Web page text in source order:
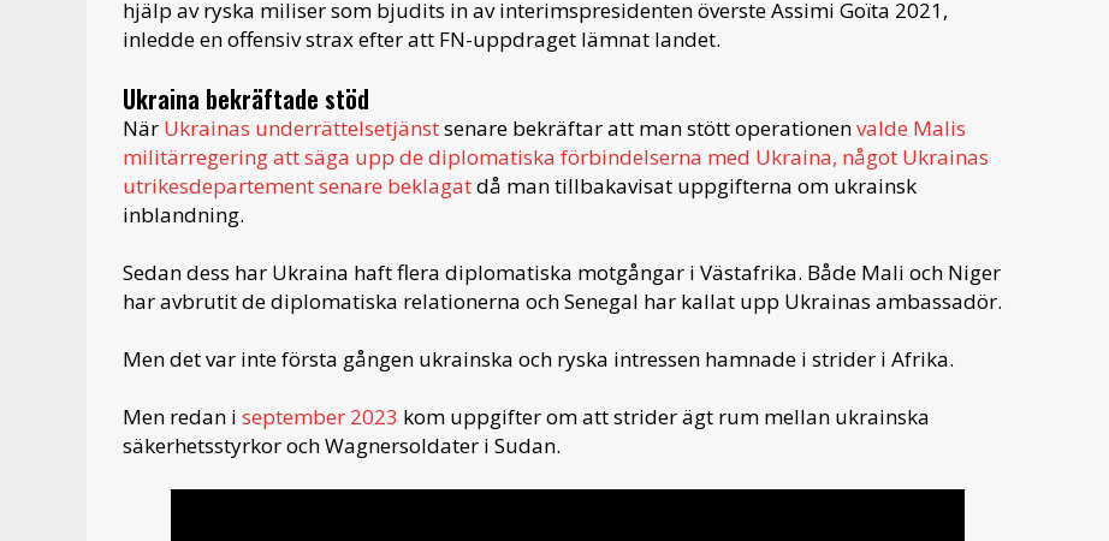
hjälp av ryska miliser som bjudits in av interimspresidenten överste Assimi Goïta 2021,
inledde en offensiv strax efter att FN-uppdraget lämnat landet.
Ukraina bekräftade stöd
När Ukrainas underrättelsetjänstsenare bekräftar att man stött operationenvalde Malis
militärregering att säga upp de diplomatiska förbindelserna med Ukraina, något Ukrainas
utrikesdepartement senare beklagatdå man tillbakavisat uppgifterna om ukrainsk
inblandning.
Sedan dess har Ukraina haft flera diplomatiska motgångar i Västafrika. Både Mali och Niger
har avbrutit de diplomatiska relationerna och Senegal har kallat upp Ukrainas ambassadör.
Men det var inte första gången ukrainska och ryska intressen hamnade i strider i Afrika.
Men redan i september 2023 kom uppgifter om att strider ägt rum mellan ukrainska
säkerhetsstyrkor och Wagnersoldater i Sudan.